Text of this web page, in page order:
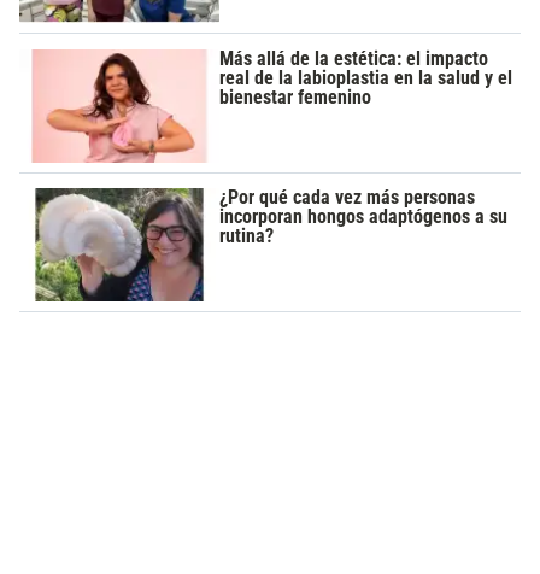
Más allá de la estética: el impacto
real de la labioplastia en la salud y el
bienestar femenino
¿Por qué cada vez más personas
incorporan hongos adaptógenos a su
rutina?